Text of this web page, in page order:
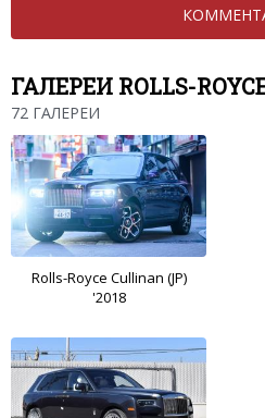
ГАЛЕРЕИ ROLLS-
72 ГАЛЕРЕИ
Rolls-Royce Cullinan (JP)
'2018